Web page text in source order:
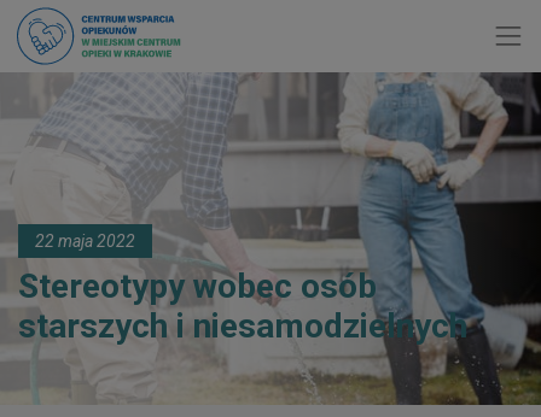
22 maja 2022
Stereotypy wobec osób
starszych i niesamodzielnych